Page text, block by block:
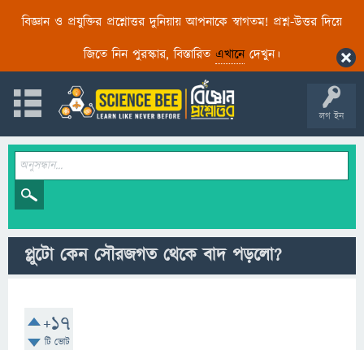
বিজ্ঞান ও প্রযুক্তির প্রশ্নোত্তর দুনিয়ায় আপনাকে স্বাগতম! প্রশ্ন-উত্তর দিয়ে
জিতে নিন পুরস্কার, বিস্তারিত এখানেদেখুন।
লগ ইন
প্লুটো কেন সৌরজগত থেকে বাদ পড়লো?
+17
টি ভোট